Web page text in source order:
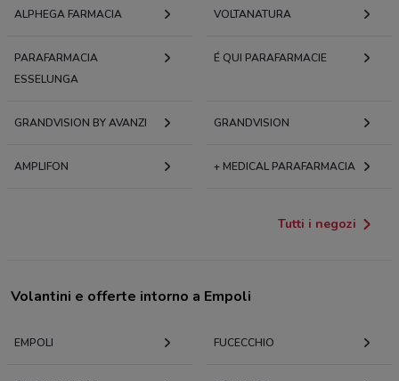
ALPHEGA FARMACIA VOLTANATURA
PARAFARMACIA
ESSELUNGA
É QUI PARAFARMACIE
GRANDVISION BY AVANZI GRANDVISION
AMPLIFON + MEDICAL PARAFARMACIA
Tutti i negozi
Volantini e offerte intorno a Empoli
EMPOLI FUCECCHIO